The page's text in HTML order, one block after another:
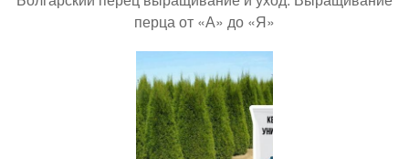
перца от «А» до «Я»